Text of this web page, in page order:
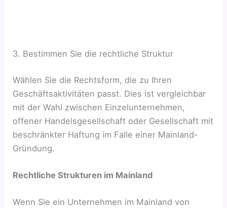
3. Bestimmen Sie die rechtliche Struktur
Wählen Sie die Rechtsform, die zu Ihren
Geschäftsaktivitäten passt. Dies ist vergleichbar
mit der Wahl zwischen Einzelunternehmen,
offener Handelsgesellschaft oder Gesellschaft mit
beschränkter Haftung im Falle einer Mainland-
Gründung.
Rechtliche Strukturen im Mainland
Wenn Sie ein Unternehmen im Mainland von